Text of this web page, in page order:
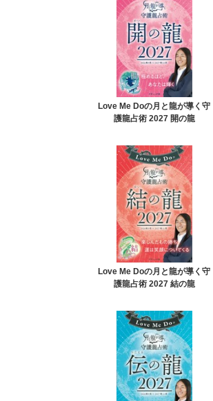
Love Me Doの月と龍が導く守
護龍占術 2027 開の龍
Love Me Doの月と龍が導く守
護龍占術 2027 結の龍